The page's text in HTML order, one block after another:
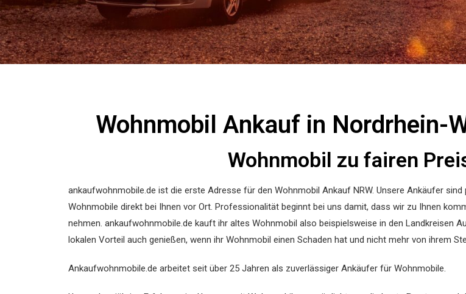
Wohnmobil Ankauf in Nordrhein-
Wohnmobil zu fairen
ankaufwohnmobile.de ist die erste Adresse für den Wohnmobil Ankauf NRW. Unsere Ankäufer
Wohnmobile direkt bei Ihnen vor Ort. Professionalität beginnt bei uns damit, dass wir zu Ihnen
nehmen. ankaufwohnmobile.de kauft ihr altes Wohnmobil also beispielsweise in den Landkreisen
lokalen Vorteil auch genießen, wenn ihr Wohnmobil einen Schaden hat und nicht mehr von ihrem
Ankaufwohnmobile.de arbeitet seit über 25 Jahren als zuverlässiger Ankäufer für Wohnmobile.